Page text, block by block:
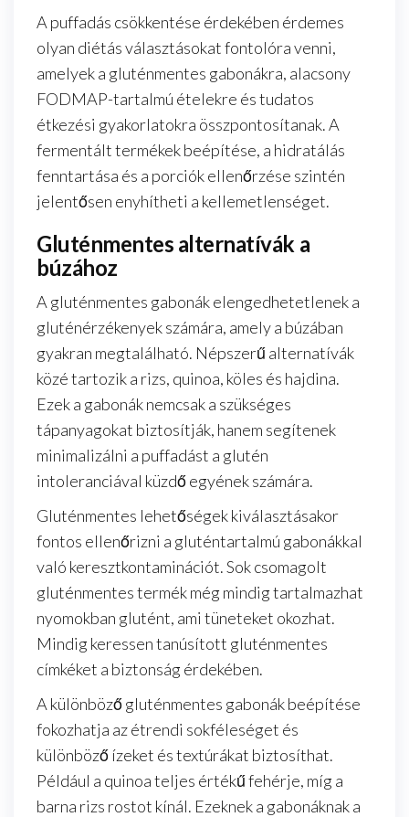
A puffadás csökkentése érdekében érdemes
olyan diétás választásokat fontolóra venni,
amelyek a gluténmentes gabonákra, alacsony
FODMAP-tartalmú ételekre és tudatos
étkezési gyakorlatokra összpontosítanak. A
fermentált termékek beépítése, a hidratálás
fenntartása és a porciók ellenőrzése szintén
jelentősen enyhítheti a kellemetlenséget.
Gluténmentes alternatívák a
búzához
A gluténmentes gabonák elengedhetetlenek a
gluténérzékenyek számára, amely a búzában
gyakran megtalálható. Népszerű alternatívák
közé tartozik a rizs, quinoa, köles és hajdina.
Ezek a gabonák nemcsak a szükséges
tápanyagokat biztosítják, hanem segítenek
minimalizálni a puffadást a glutén
intoleranciával küzdő egyének számára.
Gluténmentes lehetőségek kiválasztásakor
fontos ellenőrizni a gluténtartalmú gabonákkal
való keresztkontaminációt. Sok csomagolt
gluténmentes termék még mindig tartalmazhat
nyomokban glutént, ami tüneteket okozhat.
Mindig keressen tanúsított gluténmentes
címkéket a biztonság érdekében.
A különböző gluténmentes gabonák beépítése
fokozhatja az étrendi sokféleséget és
különböző ízeket és textúrákat biztosíthat.
Például a quinoa teljes értékű fehérje, míg a
barna rizs rostot kínál. Ezeknek a gabonáknak a